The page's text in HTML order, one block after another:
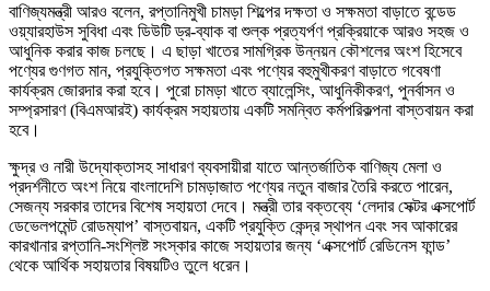
বাণিজ্যমন্ত্রী আরও বলেন, রপ্তানিমুখী চামড়া শিল্পের দক্ষতা ও সক্ষমতা বাড়াতে বন্ডেড
ওয়্যারহাউস সুবিধা এবং ডিউটি ড্র-ব্যাক বা শুল্ক প্রত্যর্পণ প্রক্রিয়াকে আরও সহজ ও
আধুনিক করার কাজ চলছে। এ ছাড়া খাতের সামগ্রিক উন্নয়ন কৌশলের অংশ হিসেবে
পণ্যের গুণগত মান, প্রযুক্তিগত সক্ষমতা এবং পণ্যের বহুমুখীকরণ বাড়াতে গবেষণা
কার্যক্রম জোরদার করা হবে। পুরো চামড়া খাতে ব্যালেন্সিং, আধুনিকীকরণ, পুনর্বাসন ও
সম্প্রসারণ (বিএমআরই) কার্যক্রম সহায়তায় একটি সমন্বিত কর্মপরিকল্পনা বাস্তবায়ন করা
হবে।
ক্ষুদ্র ও নারী উদ্যোক্তাসহ সাধারণ ব্যবসায়ীরা যাতে আন্তর্জাতিক বাণিজ্য মেলা ও
প্রদর্শনীতে অংশ নিয়ে বাংলাদেশি চামড়াজাত পণ্যের নতুন বাজার তৈরি করতে পারেন,
সেজন্য সরকার তাদের বিশেষ সহায়তা দেবে। মন্ত্রী তার বক্তব্যে ‘লেদার সেক্টর এক্সপোর্ট
ডেভেলপমেন্ট রোডম্যাপ’ বাস্তবায়ন, একটি প্রযুক্তি কেন্দ্র স্থাপন এবং সব আকারের
কারখানার রপ্তানি-সংশ্লিষ্ট সংস্কার কাজে সহায়তার জন্য ‘এক্সপোর্ট রেডিনেস ফান্ড’
থেকে আর্থিক সহায়তার বিষয়টিও তুলে ধরেন।